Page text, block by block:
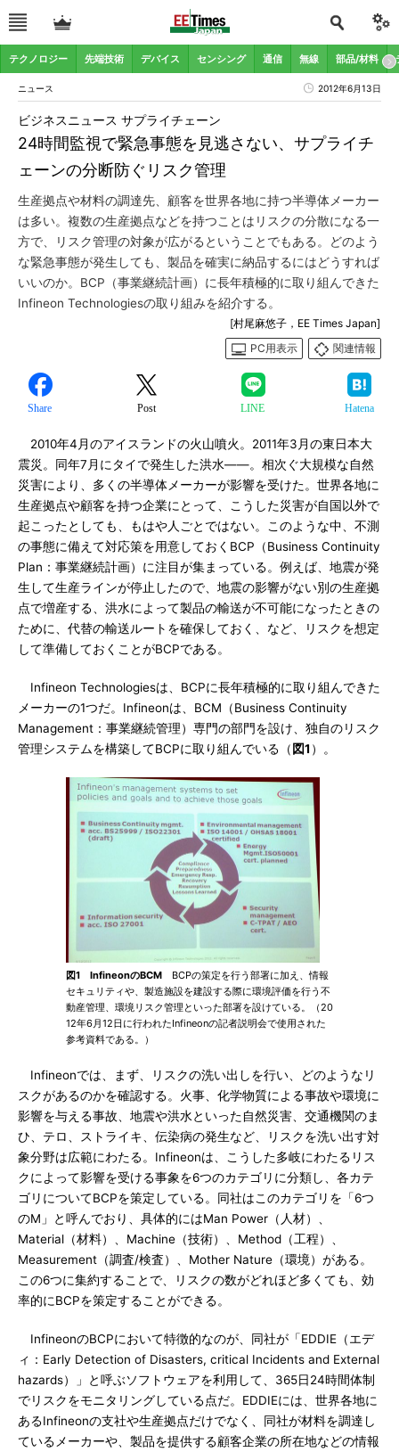
テクノロジー 先端技術 デバイス センシング 通信 無線 部品/材料
ニュース 2012年6月13日
24時間監視で緊急事態を見逃さない、サプライチ
ェーンの分断防ぐリスク管理
ビジネスニュース サプライチェーン
生産拠点や材料の調達先、顧客を世界各地に持つ半導体メーカー
は多い。複数の生産拠点などを持つことはリスクの分散になる一
方で、リスク管理の対象が広がるということでもある。どのよう
な緊急事態が発生しても、製品を確実に納品するにはどうすれば
いいのか。BCP（事業継続計画）に長年積極的に取り組んできた
Infineon Technologiesの取り組みを紹介する。
[村尾麻悠子，EE Times Japan]
PC用表示
関連情報
Share Post LINE Hatena
2010年4月のアイスランドの火山噴火。2011年3月の東日本大
震災。同年7月にタイで発生した洪水――。相次ぐ大規模な自然
災害により、多くの半導体メーカーが影響を受けた。世界各地に
生産拠点や顧客を持つ企業にとって、こうした災害が自国以外で
起こったとしても、もはや人ごとではない。このような中、不測
の事態に備えて対応策を用意しておくBCP（Business Continuity
Plan：事業継続計画）に注目が集まっている。例えば、地震が発
生して生産ラインが停止したので、地震の影響がない別の生産拠
点で増産する、洪水によって製品の輸送が不可能になったときの
ために、代替の輸送ルートを確保しておく、など、リスクを想定
して準備しておくことがBCPである。
Infineon Technologiesは、BCPに長年積極的に取り組んできた
メーカーの1つだ。Infineonは、BCM（Business Continuity
Management：事業継続管理）専門の部門を設け、独自のリスク
管理システムを構築してBCPに取り組んでいる（ 図1 ）。
図1 InfineonのBCM BCPの策定を行う部署に加え、情報
セキュリティや、製造施設を建設する際に環境評価を行う不
動産管理、環境リスク管理といった部署を設けている。（20
12年6月12日に行われたInfineonの記者説明会で使用された
参考資料である。）
Infineonでは、まず、リスクの洗い出しを行い、どのようなリ
スクがあるのかを確認する。火事、化学物質による事故や環境に
影響を与える事故、地震や洪水といった自然災害、交通機関のま
ひ、テロ、ストライキ、伝染病の発生など、リスクを洗い出す対
象分野は広範にわたる。Infineonは、こうした多岐にわたるリス
クによって影響を受ける事象を6つのカテゴリに分類し、各カテ
ゴリについてBCPを策定している。同社はこのカテゴリを「6つ
のM」と呼んでおり、具体的にはMan Power（人材）、
Material（材料）、Machine（技術）、Method（工程）、
Measurement（調査/検査）、Mother Nature（環境）がある。
この6つに集約することで、リスクの数がどれほど多くても、効
率的にBCPを策定することができる。
InfineonのBCPにおいて特徴的なのが、同社が「EDDIE（エデ
ィ：Early Detection of Disasters, critical Incidents and External
hazards）」と呼ぶソフトウェアを利用して、365日24時間体制
でリスクをモニタリングしている点だ。EDDIEには、世界各地に
あるInfineonの支社や生産拠点だけでなく、同社が材料を調達し
ているメーカーや、製品を提供する顧客企業の所在地などの情報